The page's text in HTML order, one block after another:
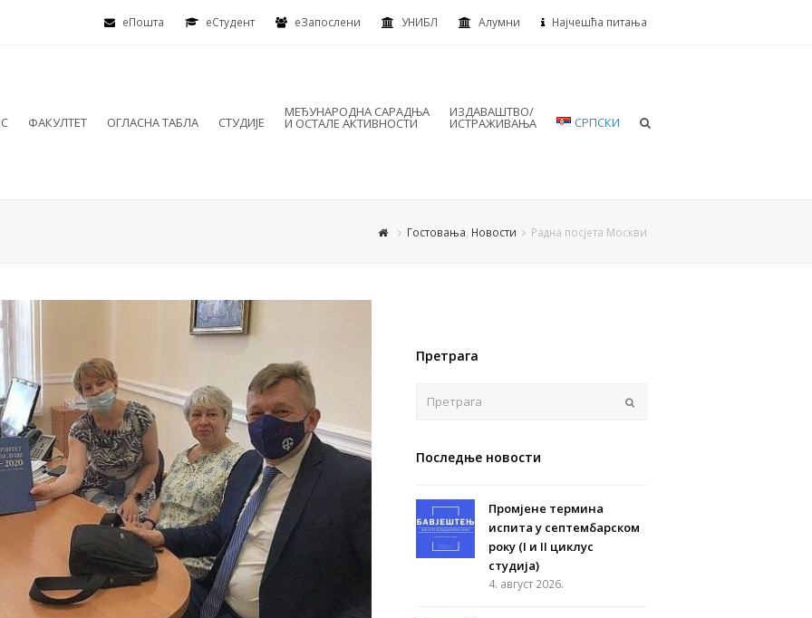
еПошта eСтудент еЗапослени УНИБЛ Алумни Најчешћа питања
ФАКУЛТЕТ ОГЛАСНА ТАБЛА СТУДИЈЕ
МЕЂУНАРОДНА САРАДЊА
И ОСТАЛЕ АКТИВНОСТИ
ИЗДАВАШТВО/
ИСТРАЖИВАЊА СРПСКИ
Гостовања Новости Радна посјета Москви
Претрага
Последње новости
Промјене термина
испита у септембарском
року (I и II циклус
студија)
4. август 2026.